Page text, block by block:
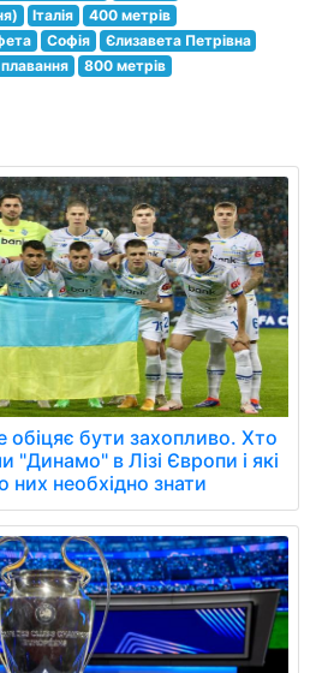
Італія
400 метрів
Софія
Єлизавета Петрівна
800 метрів
обіцяє бути захопливо. Хто
"Динамо" в Лізі Європи і які
них необхідно знати